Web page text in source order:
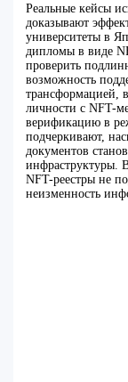
Реальные кейсы
доказывают
университеты в
дипломы в виде
проверить
возможность
трансформацией,
личности с NFT-
верификацию в
подчеркивают,
документов
инфраструктуры.
NFT-реестры не
неизменность